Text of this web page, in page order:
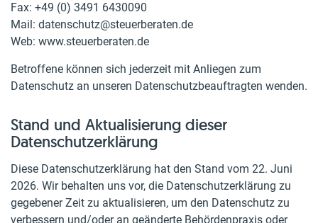
Fax: +49 (0) 3491 6430090
Mail: datenschutz@steuerberaten.de
Web: www.steuerberaten.de
Betroffene können sich jederzeit mit Anliegen zum
Datenschutz an unseren Datenschutzbeauftragten wenden.
Stand und Aktualisierung dieser
Datenschutzerklärung
Diese Datenschutzerklärung hat den Stand vom 22. Juni
2026. Wir behalten uns vor, die Datenschutzerklärung zu
gegebener Zeit zu aktualisieren, um den Datenschutz zu
verbessern und/oder an geänderte Behördenpraxis oder